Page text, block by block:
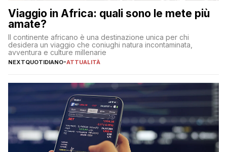
Viaggio in Africa: quali sono le mete più
amate?
Il continente africano è una destinazione unica per chi
desidera un viaggio che coniughi natura incontaminata,
avventura e culture millenarie
NEXTQUOTIDIANO-ATTUALITÀ